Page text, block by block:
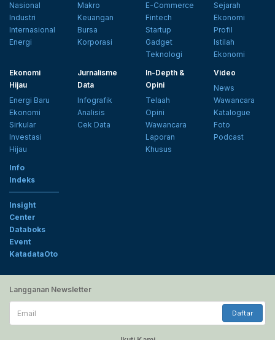
Nasional
Industri
Internasional
Energi
Makro
Keuangan
Bursa
Korporasi
E-Commerce
Fintech
Startup
Gadget
Teknologi
Sejarah
Ekonomi
Profil
Istilah
Ekonomi
Ekonomi
Hijau
Energi Baru
Ekonomi
Sirkular
Investasi
Hijau
Jurnalisme
Data
Infografik
Analisis
Cek Data
In-Depth &
Opini
Telaah
Opini
Wawancara
Laporan
Khusus
Video
News
Wawancara
Katalogue
Foto
Podcast
Info
Indeks
Insight
Center
Databoks
Event
KatadataOto
Langganan Newsletter
Email
Daftar